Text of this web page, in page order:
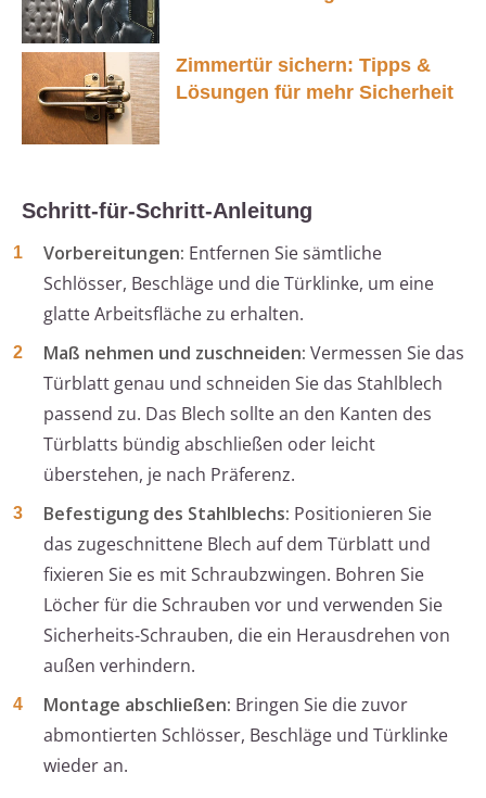
Zimmertür sichern: Tipps &
Lösungen für mehr Sicherheit
Schritt-für-Schritt-Anleitung
Vorbereitungen: Entfernen Sie sämtliche
Schlösser, Beschläge und die Türklinke, um eine
glatte Arbeitsfläche zu erhalten.
Maß nehmen und zuschneiden: Vermessen Sie das
Türblatt genau und schneiden Sie das Stahlblech
passend zu. Das Blech sollte an den Kanten des
Türblatts bündig abschließen oder leicht
überstehen, je nach Präferenz.
Befestigung des Stahlblechs: Positionieren Sie
das zugeschnittene Blech auf dem Türblatt und
fixieren Sie es mit Schraubzwingen. Bohren Sie
Löcher für die Schrauben vor und verwenden Sie
Sicherheits-Schrauben, die ein Herausdrehen von
außen verhindern.
Montage abschließen: Bringen Sie die zuvor
abmontierten Schlösser, Beschläge und Türklinke
wieder an.